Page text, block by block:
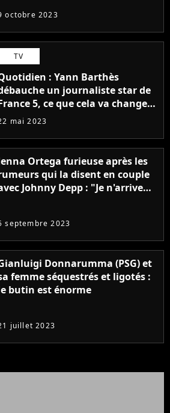
octobre 2023
TV
: Yann Barthès
un journaliste star de
5, ce que cela va changer
la rentrée
mai 2023
Ortega furieuse après les
qui la disent en couple
Johnny Depp : "Je n'arrive
septembre 2023
Donnarumma (PSG) et
femme séquestrés et ligotés :
butin est énorme
juillet 2023